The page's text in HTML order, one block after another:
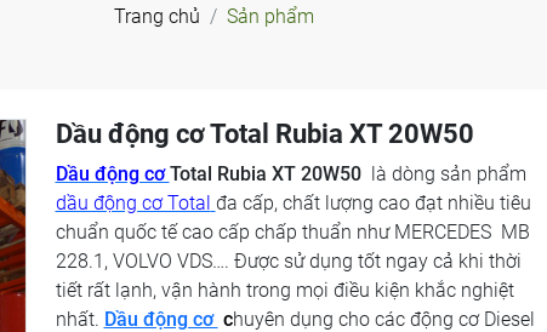
Trang chủ Sản phẩm
Dầu động cơ Total Rubia XT 20W50
Dầu động cơTotal Rubia XT 20W50 là dòng sản phẩm
dầu động cơ Total đa cấp, chất lượng cao đạt nhiều tiêu
chuẩn quốc tế cao cấp chấp thuẩn như MERCEDES MB
228.1, VOLVO VDS…. Được sử dụng tốt ngay cả khi thời
tiết rất lạnh, vận hành trong mọi điều kiện khắc nghiệt
nhất. Dầu động cơ chuyên dụng cho các động cơ Diesel